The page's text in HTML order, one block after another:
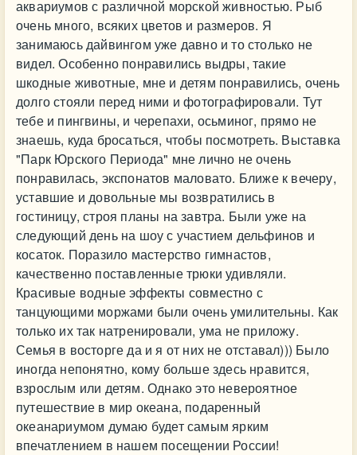
аквариумов с различной морской живностью. Рыб
очень много, всяких цветов и размеров. Я
занимаюсь дайвингом уже давно и то столько не
видел. Особенно понравились выдры, такие
шкодные животные, мне и детям понравились, очень
долго стояли перед ними и фотографировали. Тут
тебе и пингвины, и черепахи, осьминог, прямо не
знаешь, куда бросаться, чтобы посмотреть. Выставка
"Парк Юрского Периода" мне лично не очень
понравилась, экспонатов маловато. Ближе к вечеру,
уставшие и довольные мы возвратились в
гостиницу, строя планы на завтра. Были уже на
следующий день на шоу с участием дельфинов и
косаток. Поразило мастерство гимнастов,
качественно поставленные трюки удивляли.
Красивые водные эффекты совместно с
танцующими моржами были очень умилительны. Как
только их так натренировали, ума не приложу.
Семья в восторге да и я от них не отставал))) Было
иногда непонятно, кому больше здесь нравится,
взрослым или детям. Однако это невероятное
путешествие в мир океана, подаренный
океанариумом думаю будет самым ярким
впечатлением в нашем посещении России!